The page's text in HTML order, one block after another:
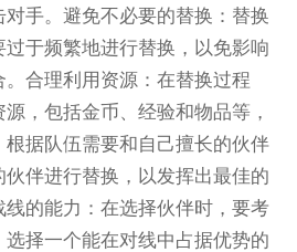
手。避免不必要的替换：替换
于频繁地进行替换，以免影响
合理利用资源：在替换过程
，包括金币、经验和物品等，
据队伍需要和自己擅长的伙伴
伴进行替换，以发挥出最佳的
的能力：在选择伙伴时，要考
择一个能在对线中占据优势的